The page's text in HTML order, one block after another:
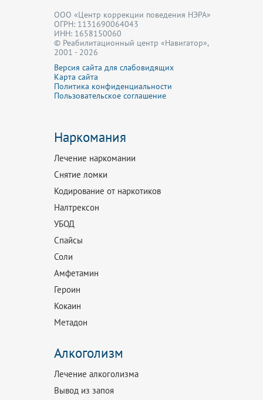
ООО «Центр коррекции поведения НЭРА»
ОГРН: 1131690064043
ИНН: 1658150060
© Реабилитационный центр «Навигатор»,
2001 - 2026
Версия сайта для слабовидящих
Карта сайта
Политика конфиденциальности
Пользовательское соглашение
Наркомания
Лечение наркомании
Снятие ломки
Кодирование от наркотиков
Налтрексон
УБОД
Спайсы
Соли
Амфетамин
Героин
Кокаин
Метадон
Алкоголизм
Лечение алкоголизма
Вывод из запоя